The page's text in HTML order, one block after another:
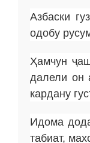
Азбаски
одобу
Ҳамчун
далели он
кардану
Идома
табиат,